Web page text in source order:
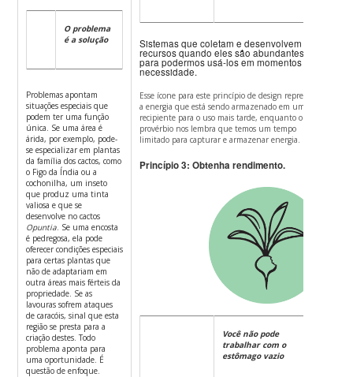
O problema
é a solução
Problemas apontam
situações especiais que
podem ter uma função
única. Se uma área é
árida, por exemplo, pode-
se especializar em plantas
da família dos cactos, como
o Figo da Índia ou a
cochonilha, um inseto
que produz uma tinta
valiosa e que se
desenvolve no cactos
Opuntia . Se uma encosta
é pedregosa, ela pode
oferecer condições especiais
para certas plantas que
não de adaptariam em
outra áreas mais férteis da
propriedade. Se as
lavouras sofrem ataques
de caracóis, sinal que esta
região se presta para a
criação destes. Todo
problema aponta para
uma oportunidade. É
questão de enfoque.
Sistemas que coletam e desenvolvem
recursos quando eles são abundantes
para podermos usá-los em momentos de
necessidade.
Esse ícone para este princípio de design representa
a energia que está sendo armazenado em um
recipiente para o uso mais tarde, enquanto o
provérbio nos lembra que temos um tempo
limitado para capturar e armazenar energia.
Princípio 3: Obtenha rendimento.
Você não pode
trabalhar com o
estômago vazio